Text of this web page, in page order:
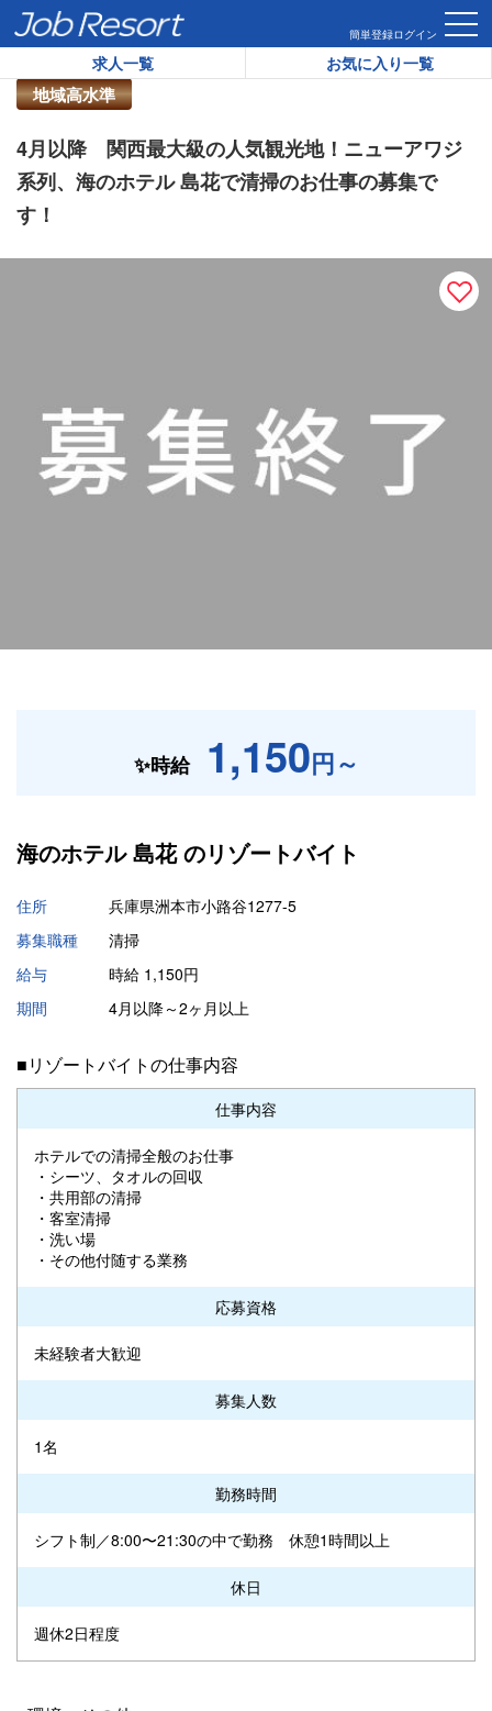
簡単登録ログイン
求人一覧 お気に入り一覧
HOME 求人一覧 4月以降 関西最大級の人気観光地！ニュー
地域高水準
リゾートバイト求人番号：
4月以降 関西最大級の人気観光地！ニューアワジ
系列、海のホテル 島花で清掃のお仕事の募集で
す！
✨時給 1,150円～
海のホテル 島花 のリゾートバイト
住所
兵庫県洲本市小路谷1277-5
募集職種
清掃
給与
時給 1,150円
期間
4月以降～2ヶ月以上
■リゾートバイトの仕事内容
仕事内容
ホテルでの清掃全般のお仕事
・シーツ、タオルの回収
・共用部の清掃
・客室清掃
・洗い場
・その他付随する業務
応募資格
未経験者大歓迎
募集人数
1名
勤務時間
シフト制／8:00〜21:30の中で勤務 休憩1時間以上
休日
週休2日程度